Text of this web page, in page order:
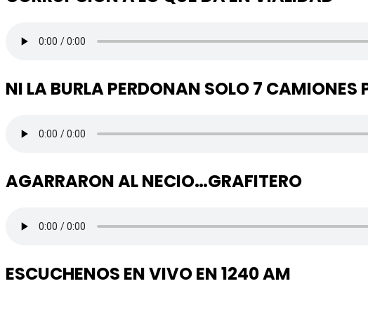
NI LA BURLA PERDONAN SOLO 7 CAMIONES
AGARRARON AL NECIO…GRAFITERO
ESCUCHENOS EN VIVO EN 1240 AM